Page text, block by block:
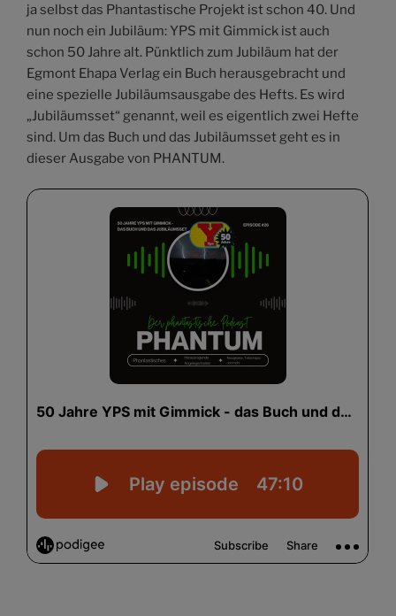
ja selbst das Phantastische Projekt ist schon 40. Und
nun noch ein Jubiläum: YPS mit Gimmick ist auch
schon 50 Jahre alt. Pünktlich zum Jubiläum hat der
Egmont Ehapa Verlag ein Buch herausgebracht und
eine spezielle Jubiläumsausgabe des Hefts. Es wird
„Jubiläumsset“ genannt, weil es eigentlich zwei Hefte
sind. Um das Buch und das Jubiläumsset geht es in
dieser Ausgabe von PHANTUM.